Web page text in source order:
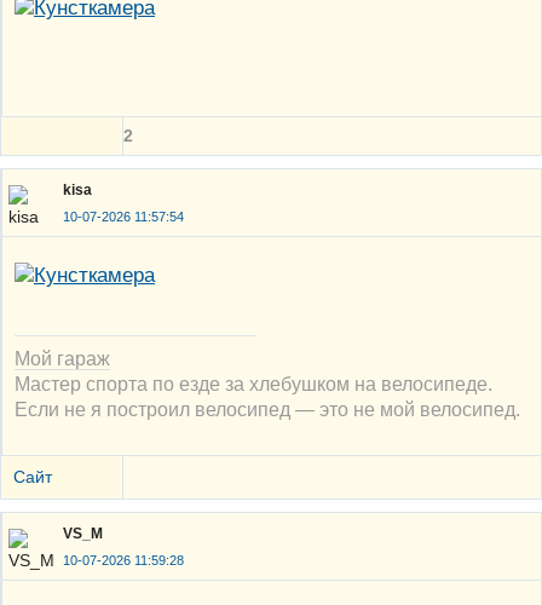
2
kisa
10-07-2026 11:57:54
Мой гараж
Мастер спорта по езде за хлебушком на велосипеде.
Если не я построил велосипед — это не мой велосипед.
Сайт
VS_M
10-07-2026 11:59:28